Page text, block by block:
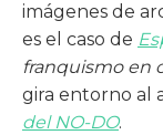
imágenes de
es el caso de
franquismo en
gira entorno al
del NO-DO.